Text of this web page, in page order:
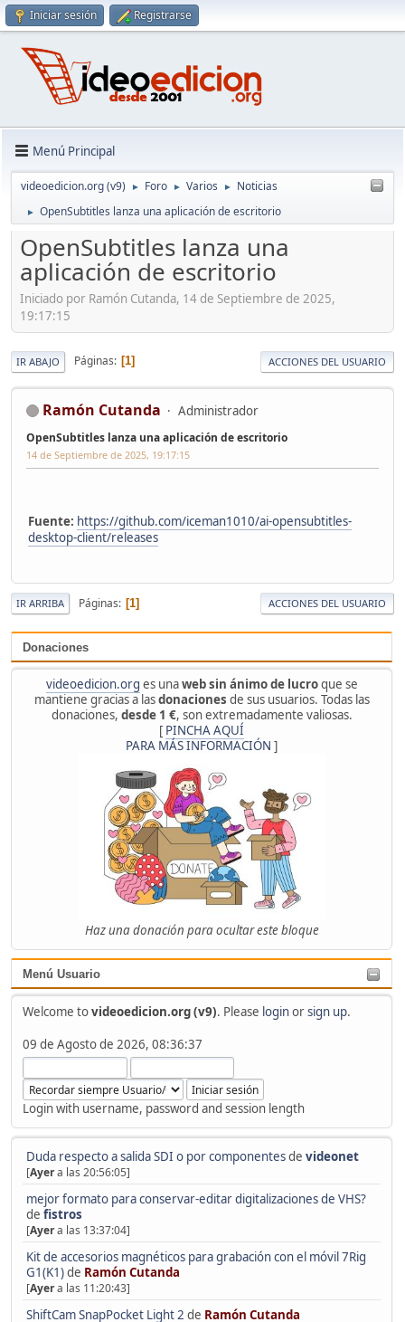
Iniciar sesión Registrarse
Menú Principal
videoedicion.org (v9) ► Foro ► Varios ► Noticias
► OpenSubtitles lanza una aplicación de escritorio
Donaciones
videoedicion.org es unaweb sin ánimo de lucroque se
mantiene gracias a lasdonaciones de sus usuarios. Todas las
donaciones, desde 1 €, son extremadamente valiosas.
[ PINCHA AQUÍ
PARA MÁS INFORMACIÓN ]
Haz una donación para ocultar este bloque
Menú Usuario
Welcome tovideoedicion.org (v9). Please loginorsign up.
09 de Agosto de 2026, 08:36:37
Login with username, password and session length
Duda respecto a salida SDI o por componentesde videonet
[Ayera las 20:56:05]
mejor formato para conservar-editar digitalizaciones de VHS?
de fistros
[Ayera las 13:37:04]
Kit de accesorios magnéticos para grabación con el móvil 7Rig
G1(K1)de Ramón Cutanda
[Ayera las 11:20:43]
ShiftCam SnapPocket Light 2 de Ramón Cutanda
OpenSubtitles lanza una
aplicación de escritorio
Iniciado por Ramón Cutanda, 14 de Septiembre de 2025,
19:17:15
IR ABAJO Páginas 1 ACCIONES DEL USUARIO
Ramón Cutanda Administrador
OpenSubtitles lanza una aplicación de escritorio
14 de Septiembre de 2025, 19:17:15
Fuente: https://github.com/iceman1010/ai-opensubtitles-
desktop-client/releases
IR ARRIBA Páginas 1 ACCIONES DEL USUARIO